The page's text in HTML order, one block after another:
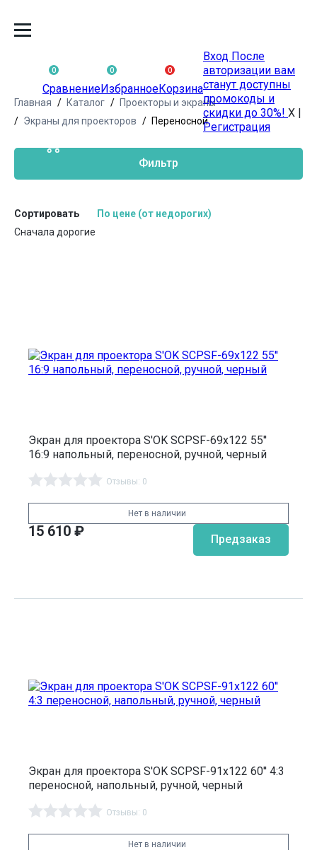
0
Сравнение
0
Избранное
0
Корзина
Вход После
авторизации вам
станут доступны
промокоды и
скидки до 30%! X |
Регистрация
Главная Каталог
Проекторы и экраны
Экраны для проекторов
Переносной
Фильтр
Сортировать
По цене (от недорогих)
Сначала дорогие
Экран для проектора S'OK SCPSF-69x122 55''
16:9 напольный, переносной, ручной, черный
Отзывы: 0
Нет в наличии
15 610 ₽ Предзаказ
Экран для проектора S'OK SCPSF-91x122 60'' 4:3
переносной, напольный, ручной, черный
Отзывы: 0
Нет в наличии